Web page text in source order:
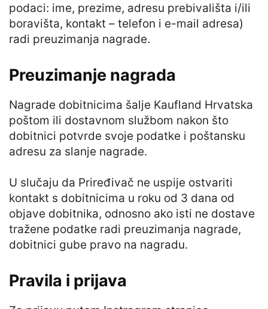
podaci: ime, prezime, adresu prebivališta i/ili
boravišta, kontakt – telefon i e-mail adresa)
radi preuzimanja nagrade.
Preuzimanje nagrada
Nagrade dobitnicima šalje Kaufland Hrvatska
poštom ili dostavnom službom nakon što
dobitnici potvrde svoje podatke i poštansku
adresu za slanje nagrade.
U slučaju da Priređivač ne uspije ostvariti
kontakt s dobitnicima u roku od 3 dana od
objave dobitnika, odnosno ako isti ne dostave
tražene podatke radi preuzimanja nagrade,
dobitnici gube pravo na nagradu.
Pravila i prijava